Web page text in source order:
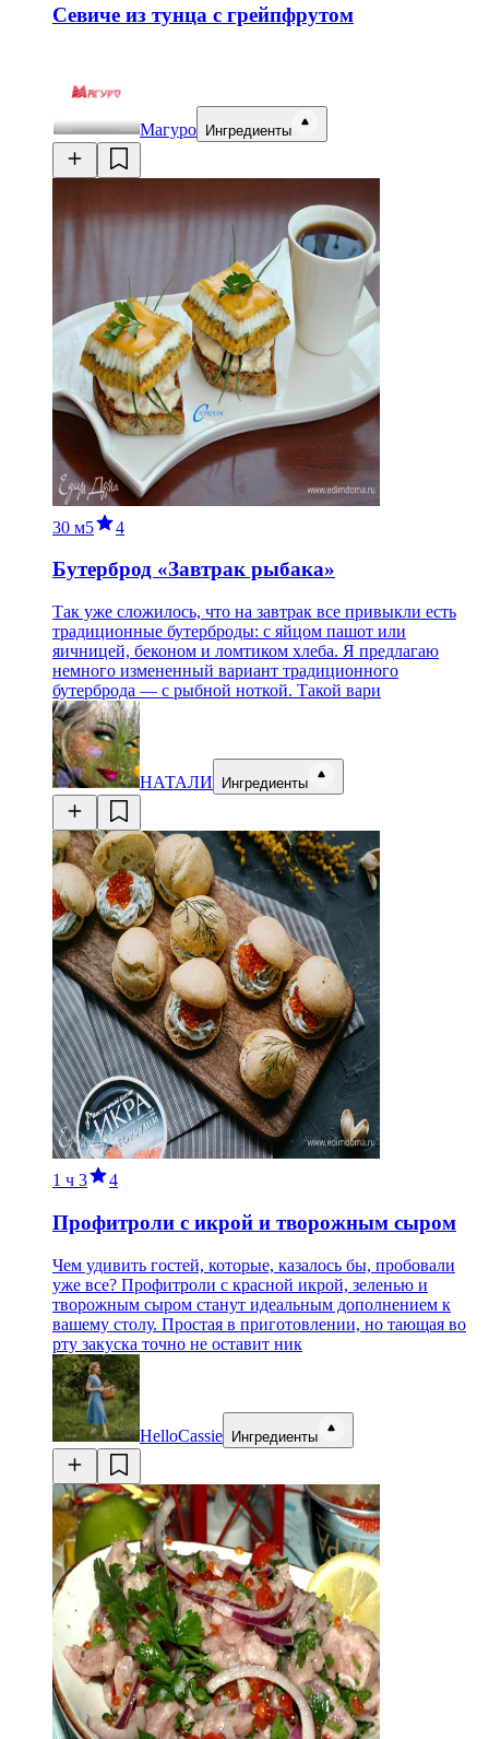
Севиче из тунца с грейпфрутом
Магуро Ингредиенты
30 м5 4
Бутерброд «Завтрак рыбака»
Так уже сложилось, что на завтрак все привыкли есть
традиционные бутерброды: с яйцом пашот или
яичницей, беконом и ломтиком хлеба. Я предлагаю
немного измененный вариант традиционного
бутерброда — с рыбной ноткой. Такой вари
НАТАЛИ Ингредиенты
1 ч 3 4
Профитроли с икрой и творожным сыром
Чем удивить гостей, которые, казалось бы, пробовали
уже все? Профитроли с красной икрой, зеленью и
творожным сыром станут идеальным дополнением к
вашему столу. Простая в приготовлении, но тающая во
рту закуска точно не оставит ник
HelloCassie Ингредиенты